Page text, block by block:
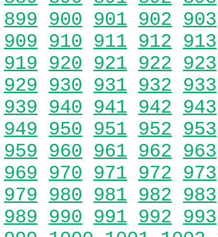
899 900 901 902 903
909 910 911 912 913
919 920 921 922 923
929 930 931 932 933
939 940 941 942 943
949 950 951 952 953
959 960 961 962 963
969 970 971 972 973
979 980 981 982 983
989 990 991 992 993